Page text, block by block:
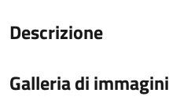
Descrizione
Galleria di immagini